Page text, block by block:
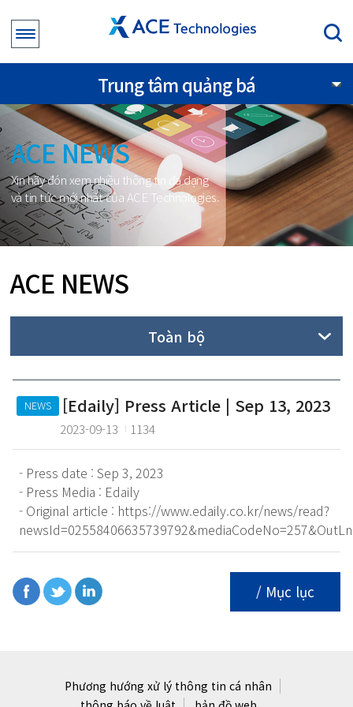
Trung tâm quảng bá
ACE NEWS
Xin hãy đón xem nhiều thông tin đa dạng
và tin tức mới nhất của ACE Technologies.
ACE NEWS
Toàn bộ
NEWS [Edaily] Press Article | Sep 13, 2023
2023-09-13 1134
- Press date : Sep 3, 2023
- Press Media : Edaily
- Original article : https://www.edaily.co.kr/news/read?
/ Mục lục
Phương hướng xử lý thông tin cá nhân